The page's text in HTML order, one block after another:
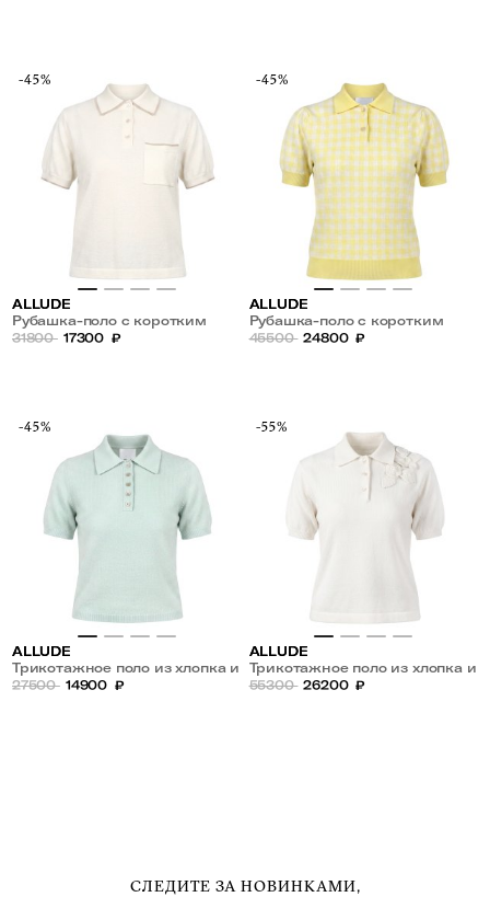
-45%
ALLUDE
Рубашка-поло с коротким
рукавом из хлопка, шелка и
31800 17300 ₽
-45%
ALLUDE
Рубашка-поло с коротким
рукавом из шерсти и
45500 24800 ₽
-45%
ALLUDE
Трикотажное поло из хлопка и
кашемира
27500 14900 ₽
-55%
ALLUDE
Трикотажное поло из хлопка и
кашемира с вышивкой
55300 26200 ₽
СЛЕДИТЕ ЗА НОВИНКАМИ,